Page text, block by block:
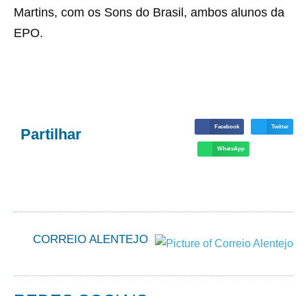
Martins, com os Sons do Brasil, ambos alunos da
EPO.
Partilhar Facebook Twitter
WhatsApp
CORREIO ALENTEJO